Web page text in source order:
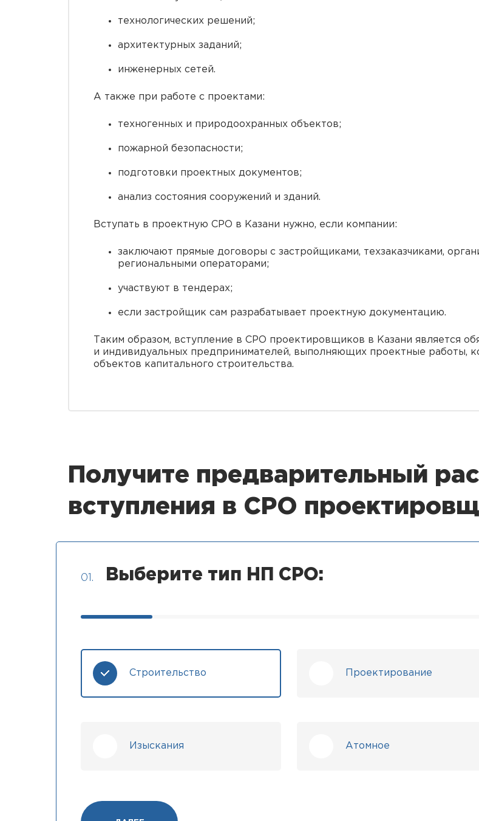
технологических решений;
архитектурных заданий;
инженерных сетей.
А также при работе с проектами:
техногенных и природоохранных объектов;
пожарной безопасности;
подготовки проектных документов;
анализ состояния сооружений и зданий.
Вступать в проектную СРО в Казани нужно, если компании:
заключают прямые договоры с застройщиками, техзаказчиками,
региональными операторами;
участвуют в тендерах;
если застройщик сам разрабатывает проектную документацию.
Таким образом, вступление в СРО проектировщиков в Казани является
и индивидуальных предпринимателей, выполняющих проектные работы,
объектов капитального строительства.
Получите предварительный
вступления в СРО
01. Выберите тип НП СРО:
Строительство Проектирование
Изыскания Атомное